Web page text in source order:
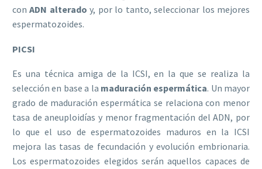
conADN alterado y, por lo tanto, seleccionar los mejores
espermatozoides.
PICSI
Es una técnica amiga de la ICSI, en la que se realiza la
selección en base a la maduración espermática. Un mayor
grado de maduración espermática se relaciona con menor
tasa de aneuploidías y menor fragmentación del ADN, por
lo que el uso de espermatozoides maduros en la ICSI
mejora las tasas de fecundación y evolución embrionaria.
Los espermatozoides elegidos serán aquellos capaces de